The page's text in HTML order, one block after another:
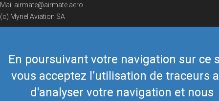
En poursuivant votre navigation sur ce
vous acceptez l’utilisation de traceurs
d'analyser votre navigation et nous
Mail airmate@airmate.aero
(c) Myriel Aviation SA
© 2019 Airmate -Conditions d'utilisation- Vie privée Back to top